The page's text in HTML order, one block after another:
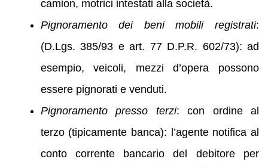
camion, motrici intestati alla società.
Pignoramento dei beni mobili registrati:
(D.Lgs. 385/93 e art. 77 D.P.R. 602/73): ad
esempio, veicoli, mezzi d’opera possono
essere pignorati e venduti.
Pignoramento presso terzi: con ordine al
terzo (tipicamente banca): l’agente notifica al
conto corrente bancario del debitore per